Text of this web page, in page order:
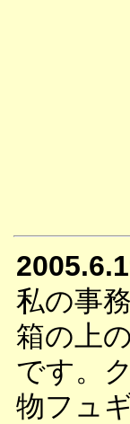
私の事
箱の上
です。
物フュ